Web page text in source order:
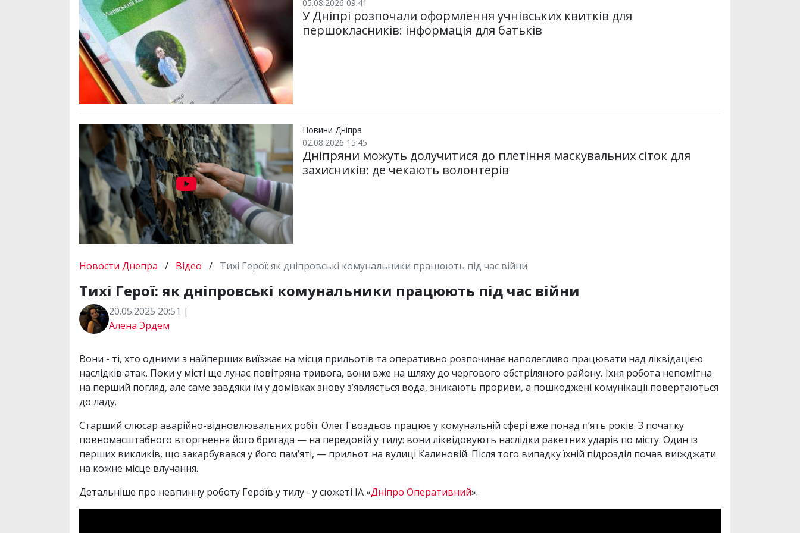
05.08.2026 09:41
У Дніпрі розпочали оформлення учнівських квитків для
першокласників: інформація для батьків
Новини Дніпра
02.08.2026 15:45
Дніпряни можуть долучитися до плетіння маскувальних сіток для
захисників: де чекають волонтерів
Новости Днепра / Відео / Тихі Герої: як дніпровські комунальники працюють під час війни
Тихі Герої: як дніпровські комунальники працюють під час війни
20.05.2025 20:51 |
Алена Эрдем
Вони - ті, хто одними з найперших виїзжає на місця прильотів та оперативно розпочинає наполегливо працювати над ліквідацією
наслідків атак. Поки у місті ще лунає повітряна тривога, вони вже на шляху до чергового обстріляного району. Їхня робота непомітна
на перший погляд, але саме завдяки їм у домівках знову з’являється вода, зникають прориви, а пошкоджені комунікації повертаються
до ладу.
Старший слюсар аварійно-відновлювальних робіт Олег Гвоздьов працює у комунальній сфері вже понад п’ять років. З початку
повномасштабного вторгнення його бригада — на передовій у тилу: вони ліквідовують наслідки ракетних ударів по місту. Один із
перших викликів, що закарбувався у його пам’яті, — прильот на вулиці Калиновій. Після того випадку їхній підрозділ почав виїжджати
на кожне місце влучання.
Детальніше про невпинну роботу Героїв у тилу - у сюжеті ІА «Дніпро Оперативний».